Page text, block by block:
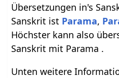
Übersetzungen in's
Sanskrit ist Parama,
Höchster kann also
Sanskrit mit Parama .
Unten weitere